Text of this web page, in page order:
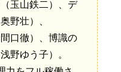
玉山鉄二）、デ
野壮）、
口徹）、博識の
野ゆう子）。